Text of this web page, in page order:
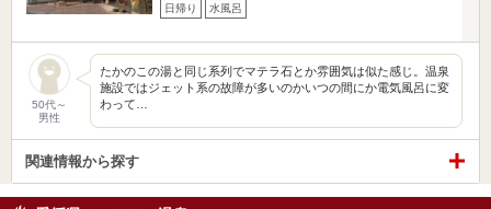
日帰り 水風呂
50代～
男性
たかのこの湯と同じ系列でマテラ石とか雰囲気は似た感じ。温泉
施設ではジェット系の故障が多いのかいつの間にか電気風呂に変
わって…
関連情報から探す